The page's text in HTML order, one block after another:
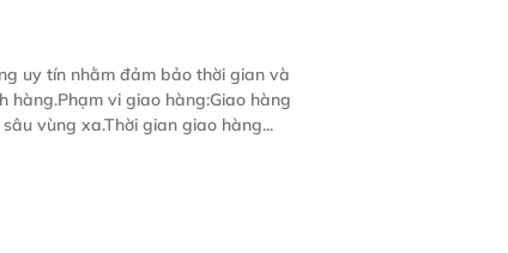
uy tín nhằm đảm bảo thời gian và
vi giao hàng:Giao hàng
vùng xa.Thời gian giao hàng...